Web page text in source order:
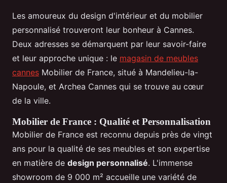
Les amoureux du design d'intérieur et du mobilier
personnalisé trouveront leur bonheur à Cannes.
Deux adresses se démarquent par leur savoir-faire
et leur approche unique : le magasin de meubles
cannes Mobilier de France, situé à Mandelieu-la-
Napoule, et Archea Cannes qui se trouve au cœur
de la ville.
Mobilier de France : Qualité et Personnalisation
Mobilier de France est reconnu depuis près de vingt
ans pour la qualité de ses meubles et son expertise
en matière de design personnalisé. L'immense
showroom de 9 000 m² accueille une variété de